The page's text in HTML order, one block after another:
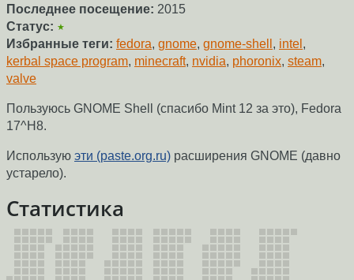
Последнее посещение: 2015
Статус: ★
Избранные теги: fedora, gnome, gnome-shell , intel ,
kerbal space program, minecraft, nvidia, phoronix, steam,
valve
Пользуюсь GNOME Shell (спасибо Mint 12 за это), Fedora
17^H8.
Использую эти (paste.org.ru) расширения GNOME (давно
устарело).
Статистика